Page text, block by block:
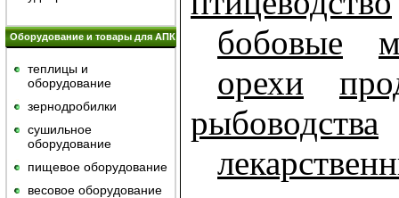
Оборудование и товары для АПК
теплицы и
оборудование
зернодробилки
сушильное
оборудование
пищевое оборудование
весовое оборудование
бобовые
орехи
рыбоводства